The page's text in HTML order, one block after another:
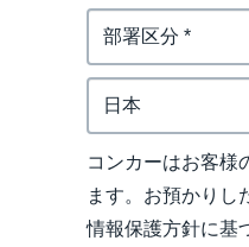
コンカーはお客様
ます。お預かりし
情報保護方針に基